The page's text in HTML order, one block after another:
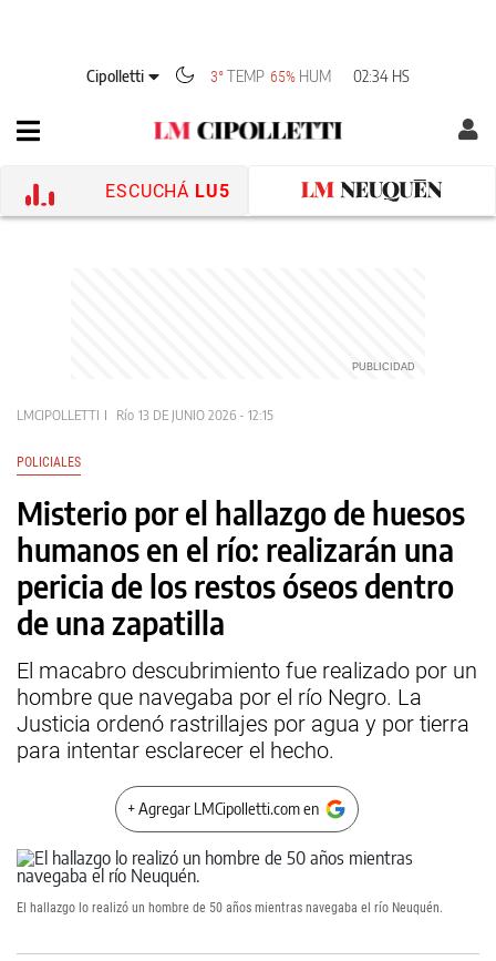
Cipolletti 3° TEMP 65% HUM 02:34 HS
ESCUCHÁ LU5
LMCIPOLLETTI Río 13 DE JUNIO 2026 - 12:15
POLICIALES
Misterio por el hallazgo de huesos
humanos en el río: realizarán una
pericia de los restos óseos dentro
de una zapatilla
El macabro descubrimiento fue realizado por un
hombre que navegaba por el río Negro. La
Justicia ordenó rastrillajes por agua y por tierra
para intentar esclarecer el hecho.
+ Agregar LMCipolletti.com en
El hallazgo lo realizó un hombre de 50 años mientras navegaba el río Neuquén.